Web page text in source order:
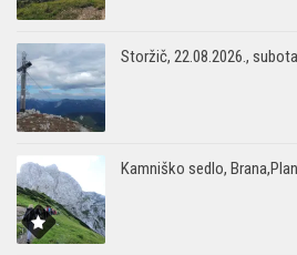
Storžič, 22.08.2026., subota
Kamniško sedlo,